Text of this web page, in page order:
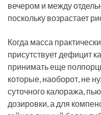
вечером и между
поскольку возрастает
Когда масса
присутствует дефицит
принимать еще
которые, наоборот, не
суточного калоража,
дозировки, а для